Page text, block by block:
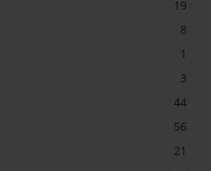
19
8
1
3
44
56
21